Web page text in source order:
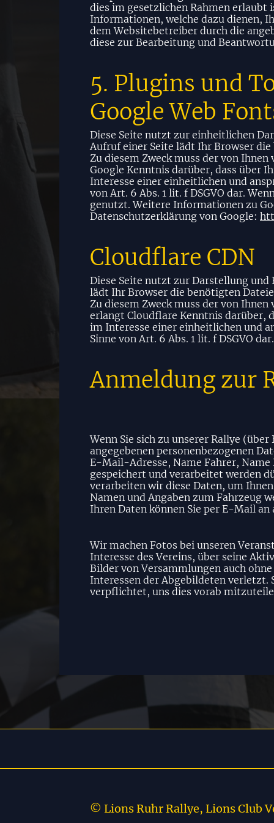
dies im gesetzlichen Rahmen erlaubt
Informationen, welche dazu dienen,
dem Websitebetreiber durch die
diese zur Bearbeitung und
5. Plugins und
Google Web
Diese Seite nutzt zur einheitlichen
Aufruf einer Seite lädt Ihr Browser
Zu diesem Zweck muss der von
Google Kenntnis darüber, dass über
Interesse einer einheitlichen und
von Art. 6 Abs. 1 lit. f DSGVO dar.
genutzt. Weitere Informationen zu
Datenschutzerklärung von Google:
Cloudflare CDN
Diese Seite nutzt zur Darstellung
lädt Ihr Browser die benötigten
Zu diesem Zweck muss der von
erlangt Cloudflare Kenntnis darüber,
im Interesse einer einheitlichen und
Sinne von Art. 6 Abs. 1 lit. f DSGVO dar.
Anmeldung zur
Wenn Sie sich zu unserer Rallye
angegebenen personenbezogenen
E-Mail-Adresse, Name Fahrer,
gespeichert und verarbeitet werden
verarbeiten wir diese Daten, um
Namen und Angaben zum Fahrzeug
Ihren Daten können Sie per E-Mail
Wir machen Fotos bei unseren
Interesse des Vereins, über seine
Bilder von Versammlungen auch
Interessen der Abgebildeten verletzt.
verpflichtet, uns dies vorab
© Lions Ruhr Rallye, Lions Club